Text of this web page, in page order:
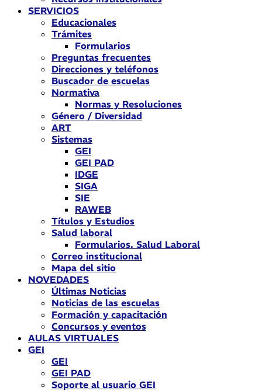
SERVICIOS
Educacionales
Trámites
Formularios
Preguntas frecuentes
Direcciones y teléfonos
Buscador de escuelas
Normativa
Normas y Resoluciones
Género / Diversidad
ART
Sistemas
GEI
GEI PAD
IDGE
SIGA
SIE
RAWEB
Títulos y Estudios
Salud laboral
Formularios. Salud Laboral
Correo institucional
Mapa del sitio
NOVEDADES
Últimas Noticias
Noticias de las escuelas
Formación y capacitación
Concursos y eventos
AULAS VIRTUALES
GEI
GEI
GEI PAD
Soporte al usuario GEI